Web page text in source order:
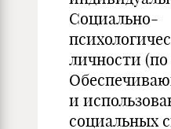
Социально-
личности (по
и
социальных